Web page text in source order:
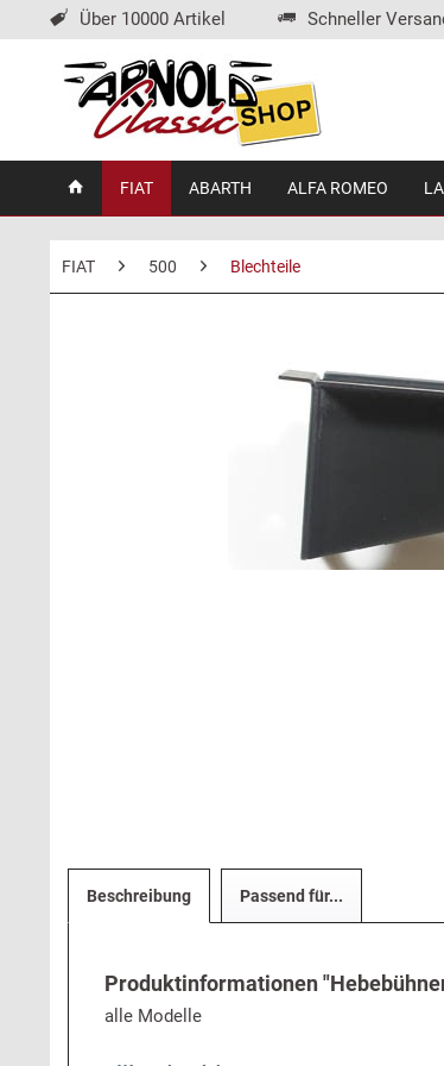
Über 10000 Artikel Schneller
FIAT ABARTH ALFA ROMEO
FIAT 500 Blechteile
Beschreibung Passend für...
Produktinformationen
alle Modelle